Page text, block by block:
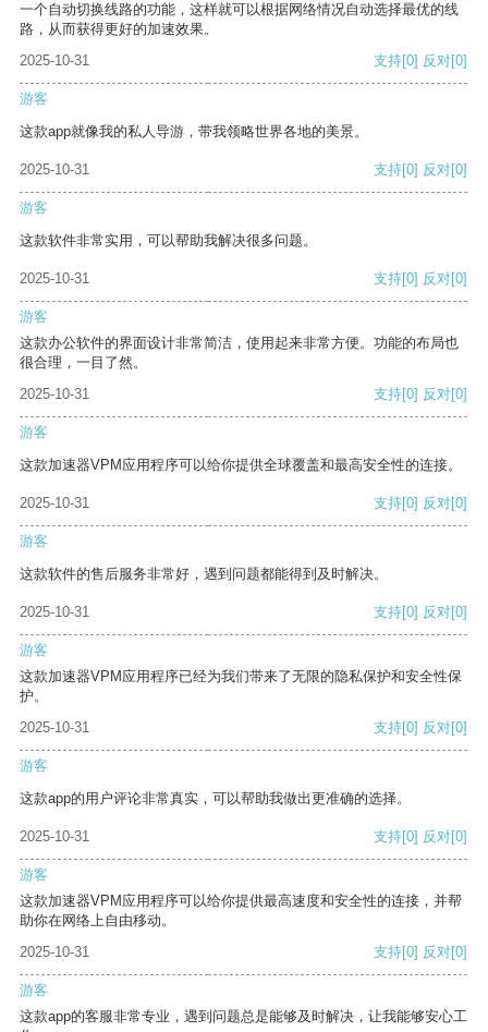
一个自动切换线路的功能，这样就可以根据网络情况自动选择最优的线
路，从而获得更好的加速效果。
2025-10-31
支持[0] 反对[0]
游客
这款app就像我的私人导游，带我领略世界各地的美景。
2025-10-31 支持[0] 反对[0]
游客
这款软件非常实用，可以帮助我解决很多问题。
2025-10-31 支持[0] 反对[0]
游客
这款办公软件的界面设计非常简洁，使用起来非常方便。功能的布局也
很合理，一目了然。
2025-10-31
支持[0] 反对[0]
游客
这款加速器VPM应用程序可以给你提供全球覆盖和最高安全性的连接。
2025-10-31 支持[0] 反对[0]
游客
这款软件的售后服务非常好，遇到问题都能得到及时解决。
2025-10-31 支持[0] 反对[0]
游客
这款加速器VPM应用程序已经为我们带来了无限的隐私保护和安全性保
护。
2025-10-31
支持[0] 反对[0]
游客
这款app的用户评论非常真实，可以帮助我做出更准确的选择。
2025-10-31 支持[0] 反对[0]
游客
这款加速器VPM应用程序可以给你提供最高速度和安全性的连接，并帮
助你在网络上自由移动。
2025-10-31
支持[0] 反对[0]
游客
这款app的客服非常专业，遇到问题总是能够及时解决，让我能够安心工